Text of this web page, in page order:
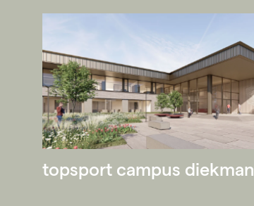
topsport campus diekman